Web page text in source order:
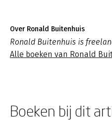
Over Ronald Buitenhuis
Ronald Buitenhuis is
Alle boeken van Ronald
Boeken bij dit